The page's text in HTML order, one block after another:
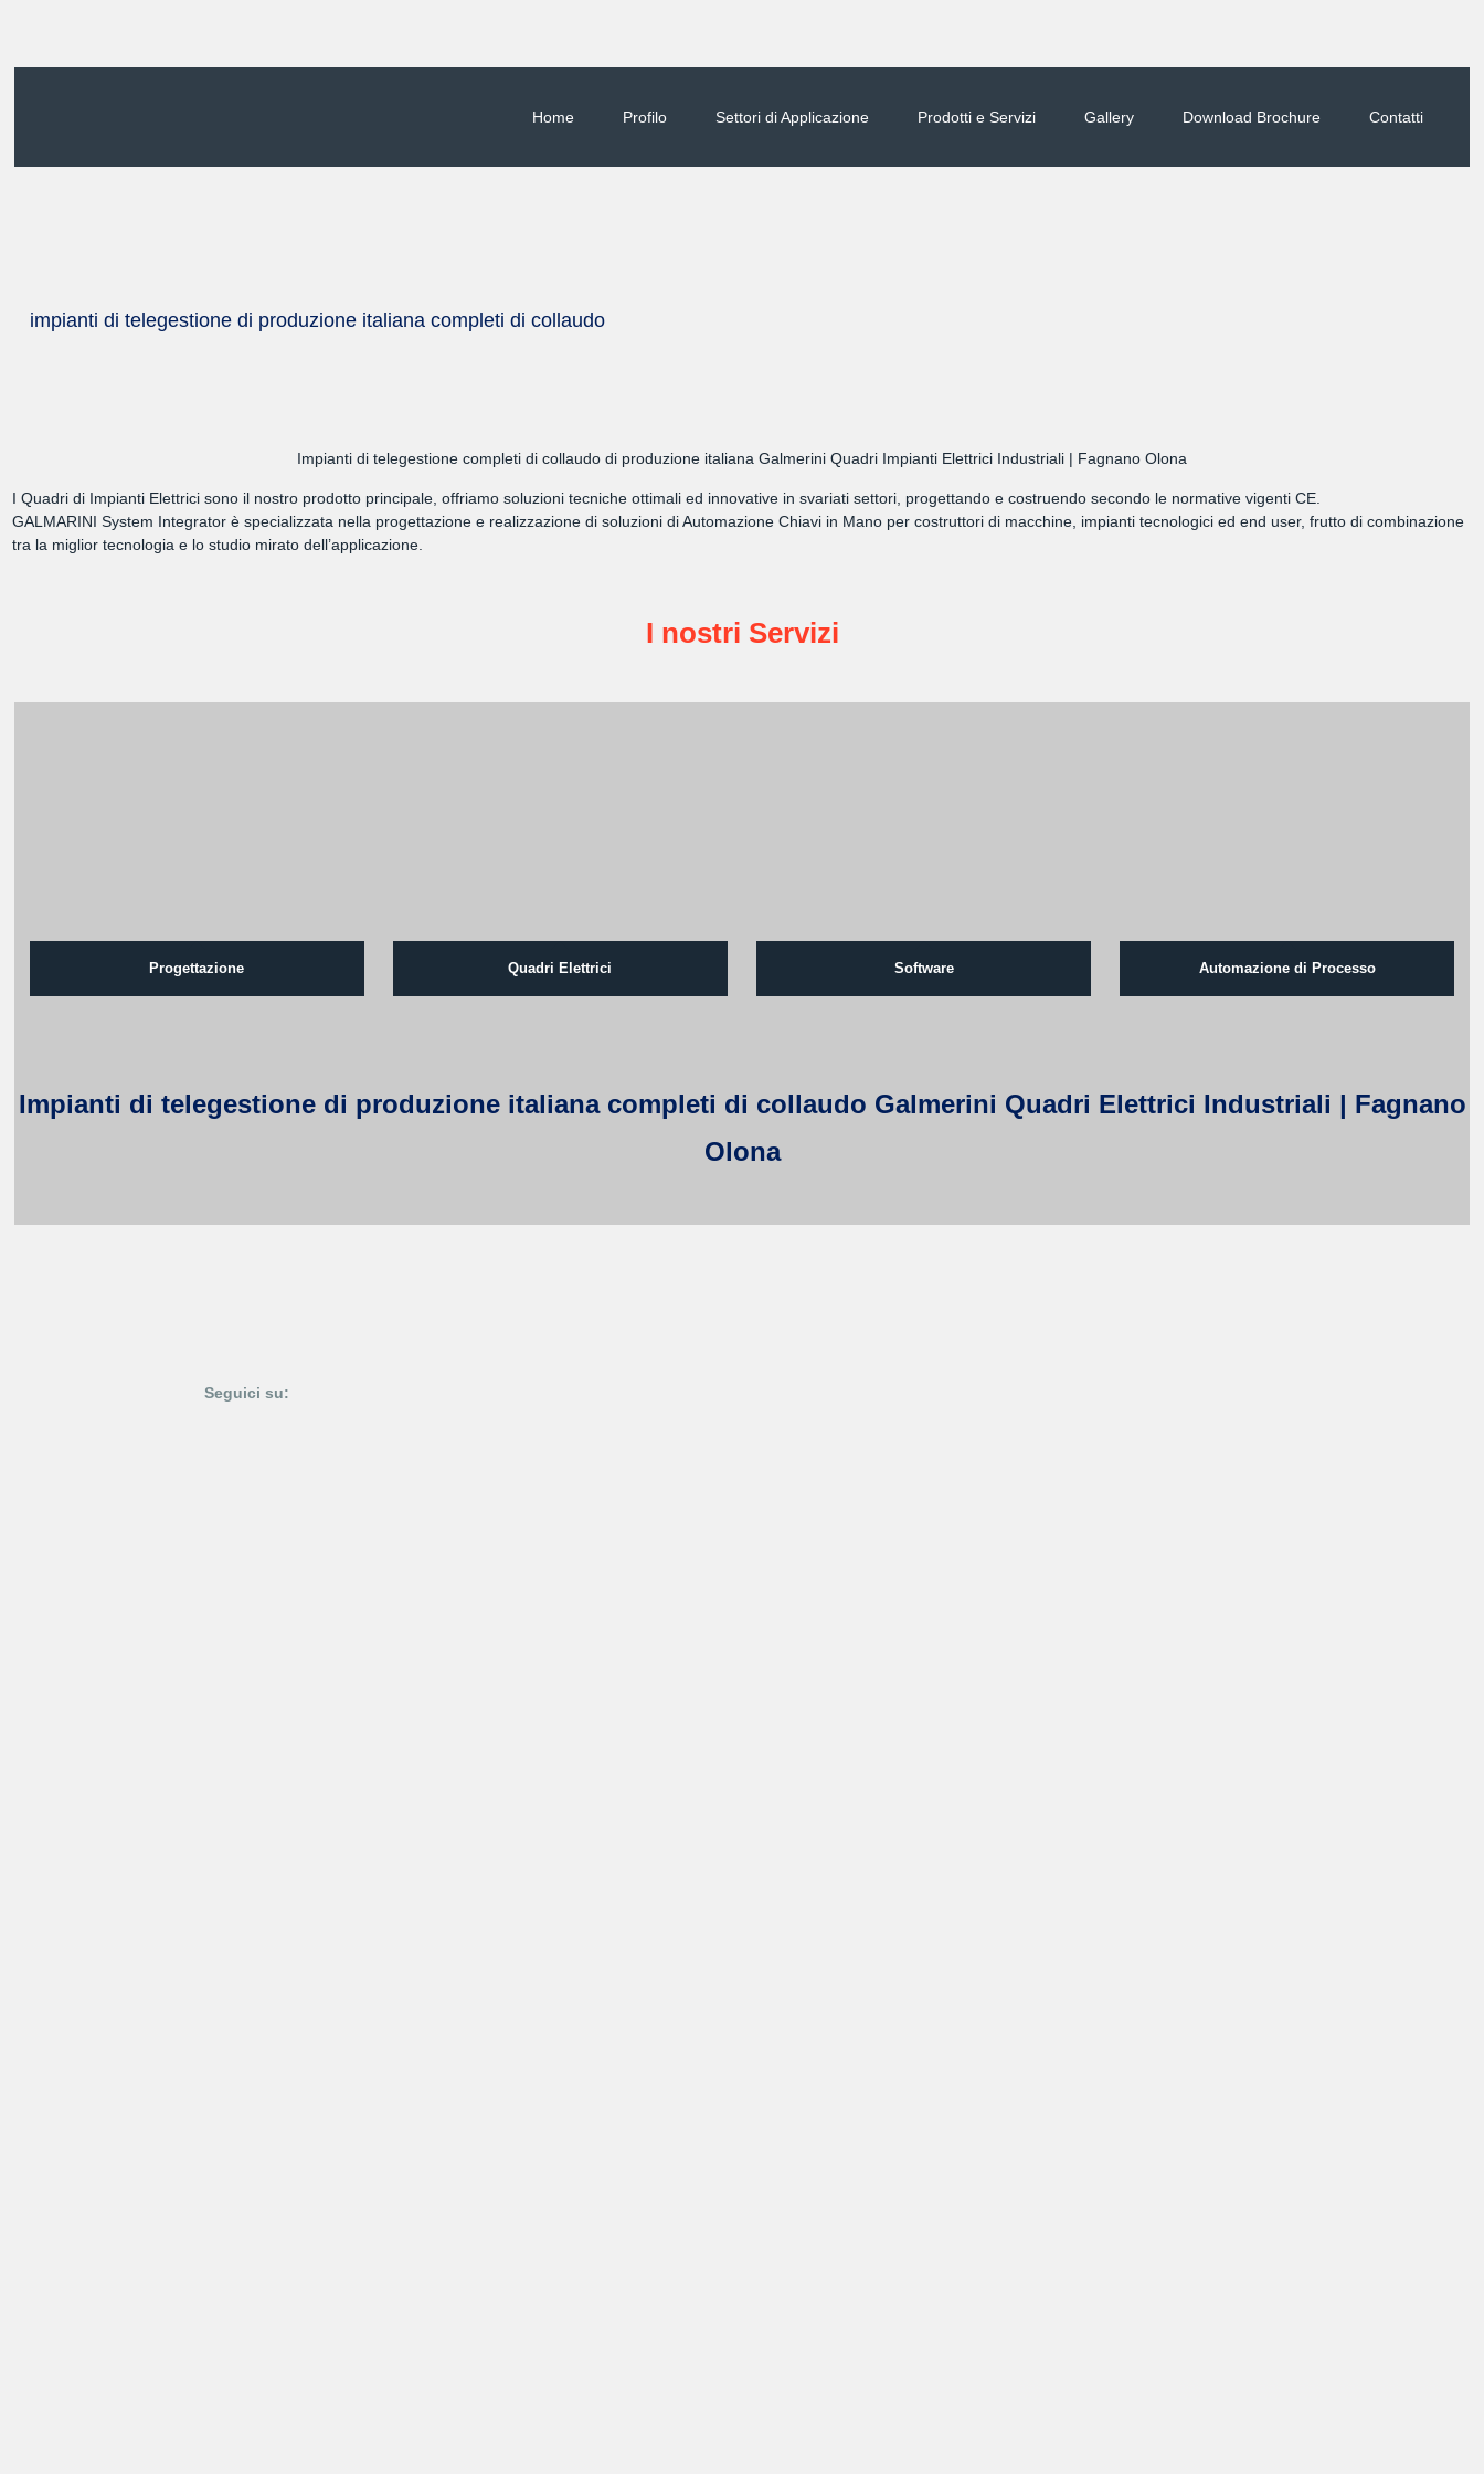
Home Profilo Settori di Applicazione Prodotti e Servizi Gallery Download Brochure Contatti
impianti di telegestione di produzione italiana completi di collaudo
Impianti di telegestione completi di collaudo di produzione italiana Galmerini Quadri Impianti Elettrici Industriali | Fagnano Olona
I Quadri di Impianti Elettrici sono il nostro prodotto principale, offriamo soluzioni tecniche ottimali ed innovative in svariati settori, progettando e costruendo secondo le normative vigenti CE.
GALMARINI System Integrator è specializzata nella progettazione e realizzazione di soluzioni di Automazione Chiavi in Mano per costruttori di macchine, impianti tecnologici ed end user, frutto di combinazione
tra la miglior tecnologia e lo studio mirato dell’applicazione.
I nostri Servizi
Progettazione Quadri Elettrici Software Automazione di Processo
Impianti di telegestione di produzione italiana completi di collaudo Galmerini Quadri Elettrici Industriali | Fagnano
Olona
Seguici su: